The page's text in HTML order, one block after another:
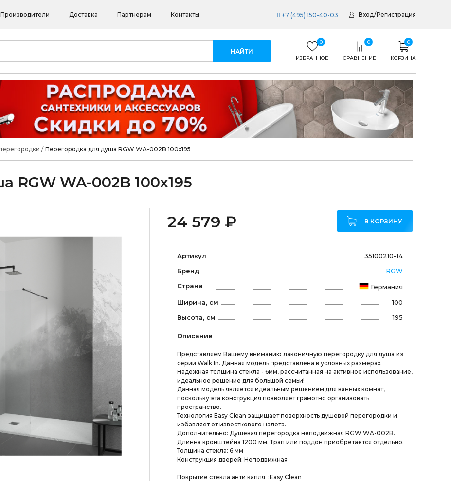
Производители Доставка Партнерам Контакты +7 (495) 150-40-03 Вход/Регистрация
0
ИЗБРАННОЕ
0
СРАВНЕНИЕ
0
КОРЗИНА
/ Перегородка для душа RGW WA-002B 100х195
RGW WA-002B 100х195
24 579 ₽ В КОРЗИНУ
Артикул
35100210-14
Бренд
RGW
Страна
Германия
Ширина, см
100
Высота, см
195
Описание
Представляем Вашему вниманию лаконичную перегородку для душа из
серии Walk In. Данная модель представлена в условных размерах.
Надежная толщина стекла - 6мм, рассчитанная на активное использование,
идеальное решение для большой семьи!
Данная модель является идеальным решением для ванных комнат,
поскольку эта конструкция позволяет грамотно организовать
пространство.
Технология Easy Clean защищает поверхность душевой перегородки и
избавляет от известкового налета.
Дополнительно: Душевая перегородка неподвижная RGW WA-002B.
Длинна кронштейна 1200 мм. Трап или поддон приобретается отдельно.
Толщина стекла: 6 мм
Конструкция дверей: Неподвижная
Покрытие стекла анти капля :Easy Clean